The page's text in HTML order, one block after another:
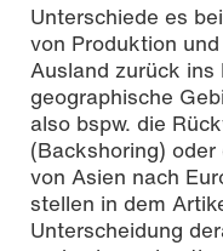
Unterschiede es
von Produktion
Ausland zurück ins
geographische
also bspw. die
(Backshoring)
von Asien nach
stellen in dem
Unterscheidung